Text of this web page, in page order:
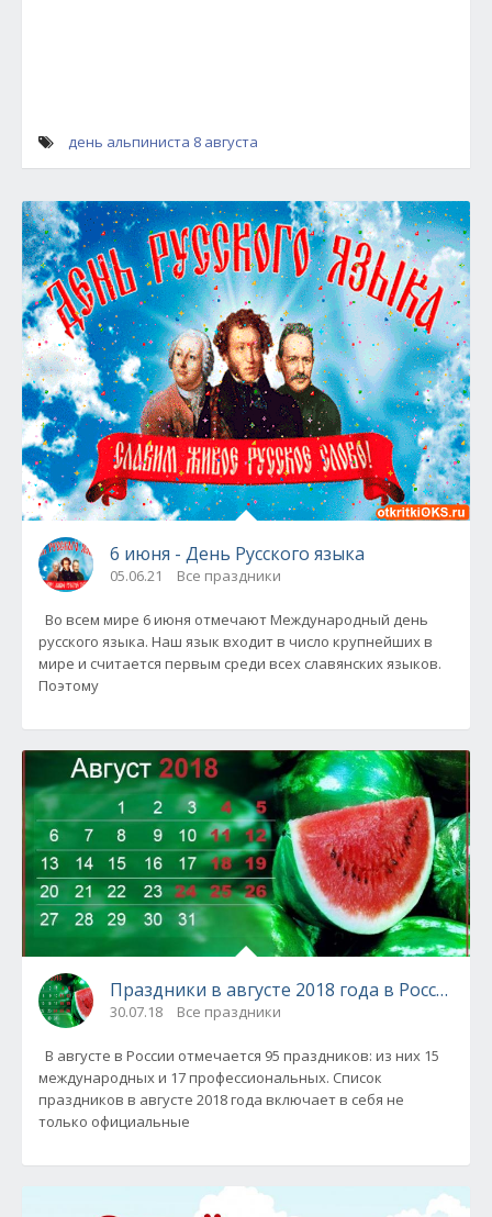
день альпиниста 8 августа
6 июня - День Русского языка
05.06.21 Все праздники
Во всем мире 6 июня отмечают Международный день
русского языка. Наш язык входит в число крупнейших в
мире и считается первым среди всех славянских языков.
Поэтому
Праздники в августе 2018 года в России
30.07.18 Все праздники
В августе в России отмечается 95 праздников: из них 15
международных и 17 профессиональных. Список
праздников в августе 2018 года включает в себя не
только официальные